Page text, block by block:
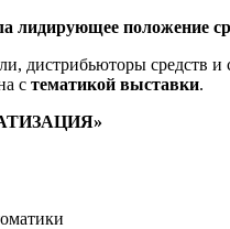
лидирующее положение
дистрибьюторы средств
с тематикой выставки.